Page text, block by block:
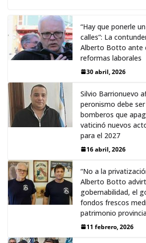
“Hay que ponerle
calles”: La
Alberto Botto ante
reformas laborales
30 abril, 2026
Silvio Barrionuevo
peronismo debe
bomberos que
vaticinó nuevos
para el 2027
16 abril, 2026
“No a la
Alberto Botto
gobernabilidad, el
fondos frescos
patrimonio
11 febrero, 2026